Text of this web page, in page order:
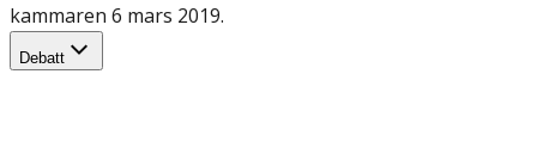
kammaren 6 mars 2019.
Debatt